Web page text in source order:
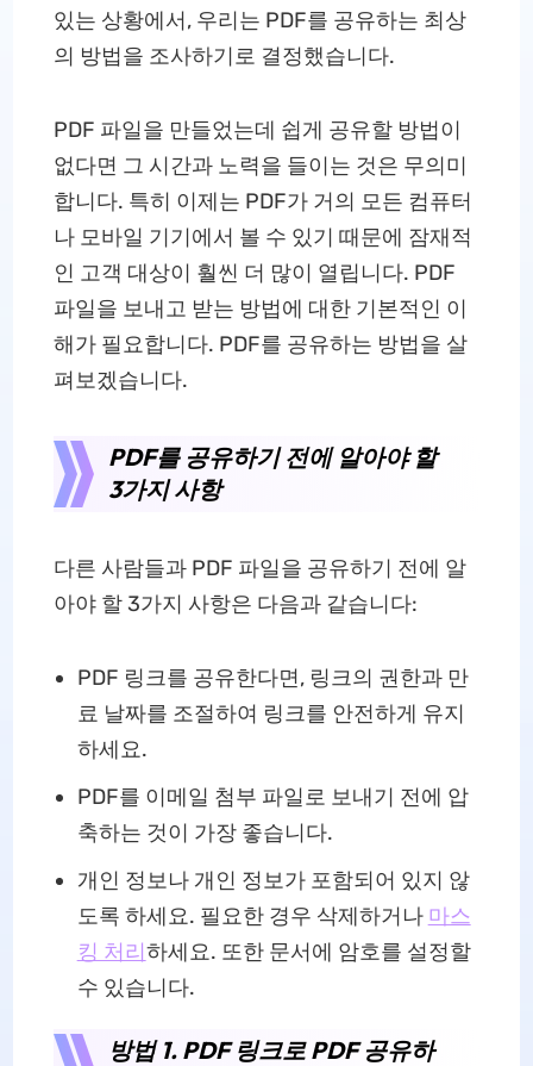
있는 상황에서, 우리는 PDF를 공유하는 최상
의 방법을 조사하기로 결정했습니다.
PDF 파일을 만들었는데 쉽게 공유할 방법이
없다면 그 시간과 노력을 들이는 것은 무의미
합니다. 특히 이제는 PDF가 거의 모든 컴퓨터
나 모바일 기기에서 볼 수 있기 때문에 잠재적
인 고객 대상이 훨씬 더 많이 열립니다. PDF
파일을 보내고 받는 방법에 대한 기본적인 이
해가 필요합니다. PDF를 공유하는 방법을 살
펴보겠습니다.
PDF를 공유하기 전에 알아야 할
3가지 사항
다른 사람들과 PDF 파일을 공유하기 전에 알
아야 할 3가지 사항은 다음과 같습니다:
PDF 링크를 공유한다면, 링크의 권한과 만
료 날짜를 조절하여 링크를 안전하게 유지
하세요.
PDF를 이메일 첨부 파일로 보내기 전에 압
축하는 것이 가장 좋습니다.
개인 정보나 개인 정보가 포함되어 있지 않
도록 하세요. 필요한 경우 삭제하거나 마스
킹 처리하세요. 또한 문서에 암호를 설정할
수 있습니다.
방법 1. PDF 링크로 PDF 공유하